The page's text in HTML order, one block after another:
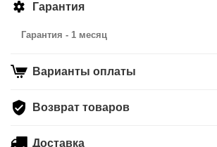
Гарантия
Гарантия - 1 месяц
Варианты оплаты
Возврат товаров
Доставка